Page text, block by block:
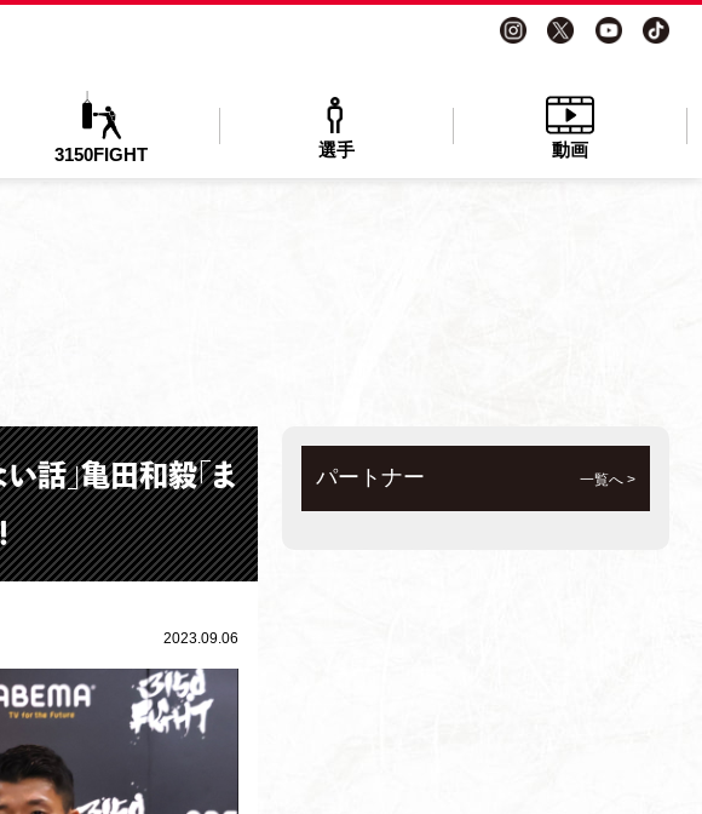
3150FIGHT 選手 動画
話」亀田和毅「ま
2023.09.06
パートナー 一覧へ >